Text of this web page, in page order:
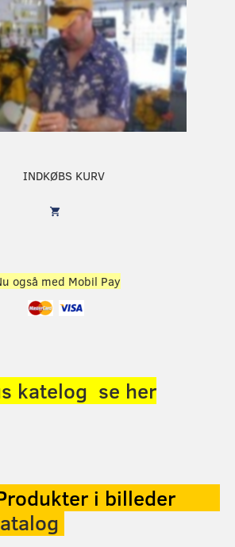
INDKØBS KURV
også med Mobil Pay
katelog se her
i billeder